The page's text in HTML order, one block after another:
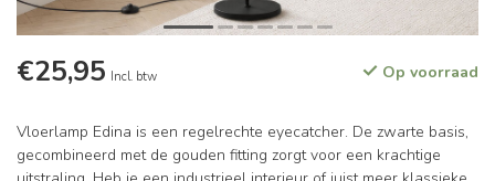
€25,95 Incl. btw Op voorraad
Vloerlamp Edina is een regelrechte eyecatcher. De zwarte basis,
gecombineerd met de gouden fitting zorgt voor een krachtige